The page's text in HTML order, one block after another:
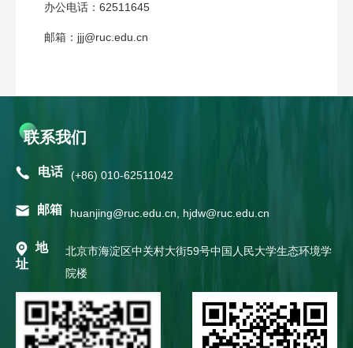
办公电话：62511645
邮箱：jjj@ruc.edu.cn
联系我们
电话 (+86) 010-62511042
邮箱 huanjing@ruc.edu.cn, hjdw@ruc.edu.cn
地
址
北京市海淀区中关村大街59号中国人民大学生态环境学
院楼